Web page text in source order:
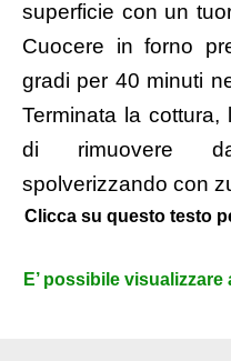
superficie con un
Cuocere in forno
gradi per 40 minuti
Terminata la cottura,
di rimuovere
spolverizzando con
Clicca su questo testo
E’ possibile